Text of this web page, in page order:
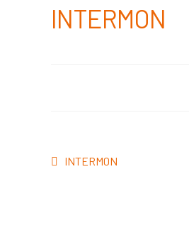
INTERMON
Navegació
Entrada
INTERM0N